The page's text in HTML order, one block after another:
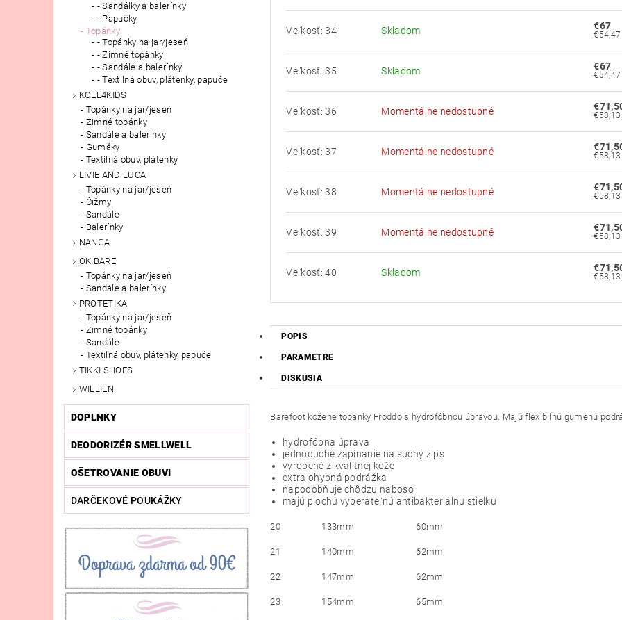
- Sandálky a balerínky
- Papučky
Topánky
- Topánky na jar/jeseň
- Zimné topánky
- Sandále a balerínky
- Textilná obuv, plátenky, papuče
KOEL4KIDS
Topánky na jar/jeseň
Zimné topánky
Sandále a balerínky
Gumáky
Textilná obuv, plátenky
LIVIE AND LUCA
Topánky na jar/jeseň
Čižmy
Sandále
Balerínky
NANGA
OK BARE
Topánky na jar/jeseň
Sandále a balerínky
PROTETIKA
Topánky na jar/jeseň
Zimné topánky
Sandále
Textilná obuv, plátenky, papuče
TIKKI SHOES
WILLIEN
DOPLNKY
DEODORIZÉR SMELLWELL
OŠETROVANIE OBUVI
DARČEKOVÉ POUKÁŽKY
Veľkosť: 34 Skladom €67
Veľkosť: 35 Skladom €67
Veľkosť: 36 Momentálne nedostupné
Veľkosť: 37 Momentálne nedostupné
Veľkosť: 38 Momentálne nedostupné
Veľkosť: 39 Momentálne nedostupné
Veľkosť: 40 Skladom
POPIS
PARAMETRE
DISKUSIA
Barefoot kožené topánky Froddo s hydrofóbnou úpravou. Majú flexibilnú gumenú
hydrofóbna úprava
jednoduché zapínanie na suchý zips
vyrobené z kvalitnej kože
extra ohybná podrážka
napodobňuje chôdzu naboso
majú plochú vyberateľnú antibakteriálnu stielku
20 133mm 60mm
21 140mm 62mm
22 147mm 62mm
23 154mm 65mm